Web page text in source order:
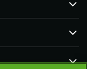
(EOAT)